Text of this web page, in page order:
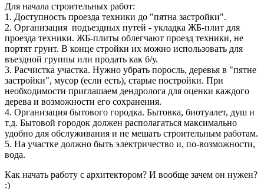
Для начала строительных работ:
1. Доступность проезда техники до "пятна застройки".
2. Организация подъездных путей - укладка ЖБ-плит для
проезда техники. ЖБ-плиты облегчают проезд техники, не
портят грунт. В конце стройки их можно использовать для
въездной группы или продать как б/у.
3. Расчистка участка. Нужно убрать поросль, деревья в "пятне
застройки", мусор (если есть), старые постройки. При
необходимости приглашаем дендролога для оценки каждого
дерева и возможности его сохранения.
4. Организация бытового городка. Бытовка, биотуалет, душ и
т.д. Бытовой городок должен располагаться максимально
удобно для обслуживания и не мешать строительным работам.
5. На участке должно быть электричество и, по-возможности,
вода.
Как начать работу с архитектором? И вообще зачем он нужен?
:)